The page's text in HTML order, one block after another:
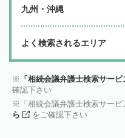
九州・沖縄
よく検索されるエリア
「相続会議弁護士検索サー
確認下さい
「相続会議弁護士検索サー
ら
をご確認下さい